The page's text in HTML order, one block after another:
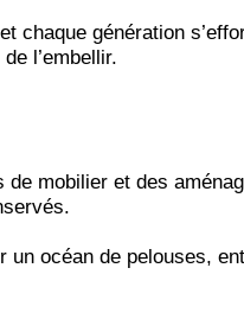
chaque génération
l’embellir.
de mobilier et des
océan de pelouses,